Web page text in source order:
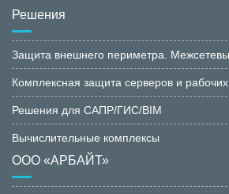
Решения
Защита внешнего периметра.
Комплексная защита серверов и
Решения для САПР/ГИС/BIM
Вычислительные комплексы
ООО «АРБАЙТ»